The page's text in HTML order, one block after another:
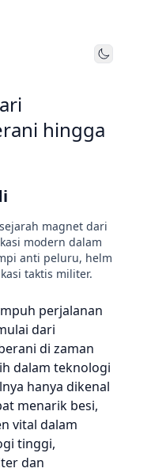
Toggle
hingga
magnet dari
modern dalam
anti peluru, helm
taktis militer.
perjalanan
dari
di zaman
dalam teknologi
hanya dikenal
menarik besi,
vital dalam
tinggi,
dan